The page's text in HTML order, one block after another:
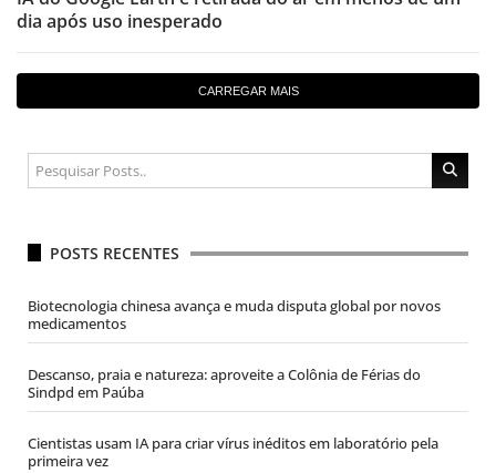
dia após uso inesperado
CARREGAR MAIS
POSTS RECENTES
Biotecnologia chinesa avança e muda disputa global por novos
medicamentos
Descanso, praia e natureza: aproveite a Colônia de Férias do
Sindpd em Paúba
Cientistas usam IA para criar vírus inéditos em laboratório pela
primeira vez